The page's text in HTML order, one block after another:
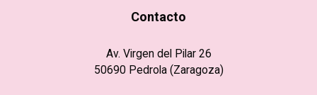
Contacto
Av. Virgen del Pilar 26
50690 Pedrola (Zaragoza)